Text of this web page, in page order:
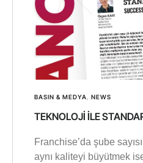
BASIN & MEDYA NEWS
TEKNOLOJİ İLE
Franchise’da şube
aynı kaliteyi büyütmek